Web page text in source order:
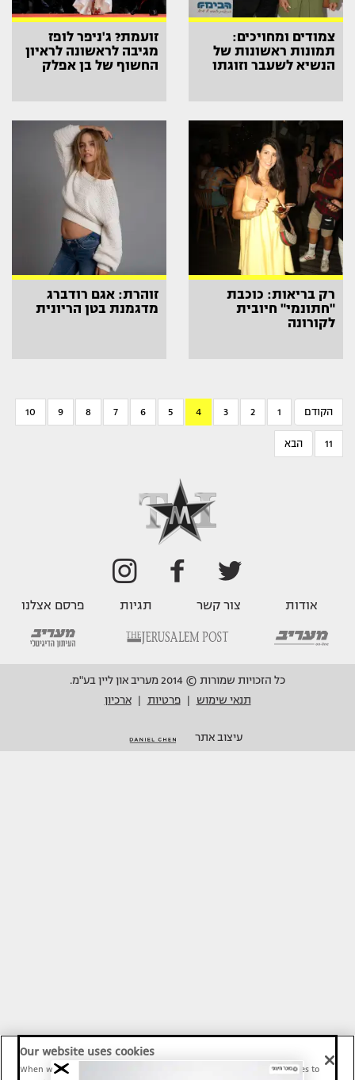
צמודים ומחויכים:
תמונות ראשונות של
הנשיא לשעבר וזוגתו
זועמת? ג'ניפר לופז
מגיבה לראשונה לראיון
החשוף של בן אפלק
רק בריאות: כוכבת
"חתונמי" חיובית
לקורונה
זוהרת: אגם רודברג
מדגמנת בטן הריונית
הקודם 1
2
3
4
5
6
7
8
9
10
11 הבא
אודות צור קשר תגיות פרסם אצלנו
כל הזכויות שמורות © 2014 מעריב און ליין בע"מ.
תנאי שימוש
פרטיות ארכיון
עיצוב אתר
Our website uses cookies
When we provide Maariv, TMI and Sport1 content online, we use cookies to